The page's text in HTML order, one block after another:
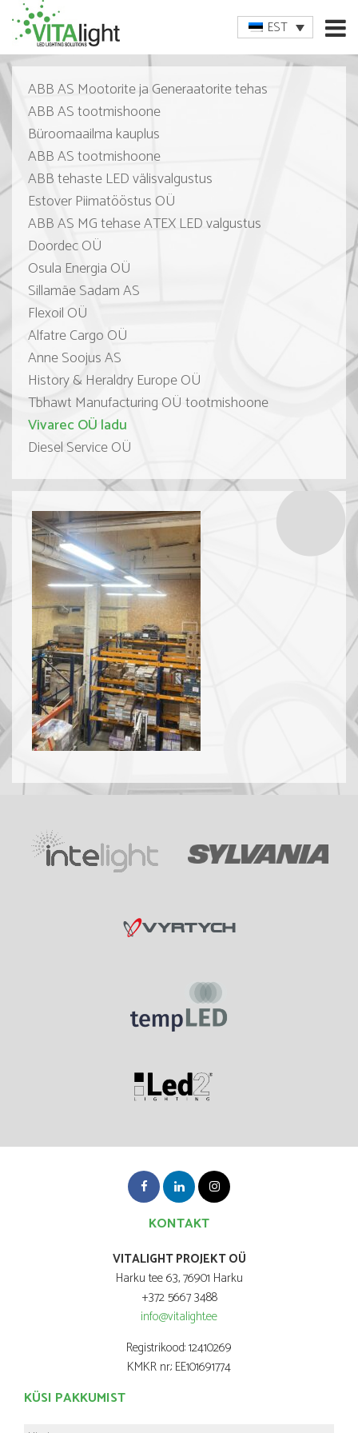
EST
ABB AS Mootorite ja Generaatorite tehas
ABB AS tootmishoone
Büroomaailma kauplus
ABB AS tootmishoone
ABB tehaste LED välisvalgustus
Estover Piimatööstus OÜ
ABB AS MG tehase ATEX LED valgustus
Doordec OÜ
Osula Energia OÜ
Sillamäe Sadam AS
Flexoil OÜ
Alfatre Cargo OÜ
Anne Soojus AS
History & Heraldry Europe OÜ
Tbhawt Manufacturing OÜ tootmishoone
Vivarec OÜ ladu
Diesel Service OÜ
KONTAKT
VITALIGHT PROJEKT OÜ
Harku tee 63, 76901 Harku
+372 5667 3488
info@vitalight.ee
Registrikood: 12410269
KMKR nr.: EE101691774
KÜSI PAKKUMIST